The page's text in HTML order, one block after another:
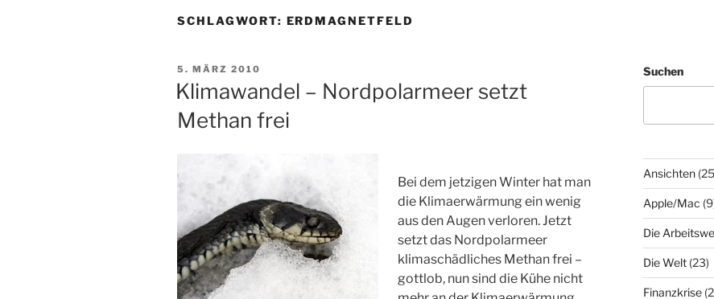
SCHLAGWORT: ERDMAGNETFELD
VERÖFFENTLICHT
AM
5. MÄRZ 2010
Klimawandel – Nordpolarmeer setzt
Methan frei
Bei dem jetzigen Winter hat man
die Klimaerwärmung ein wenig
aus den Augen verloren. Jetzt
setzt das Nordpolarmeer
klimaschädliches Methan frei –
gottlob, nun sind die Kühe nicht
Suchen
Ansichten
Apple/Mac
Die
Die Welt(23)
Finanzkrise